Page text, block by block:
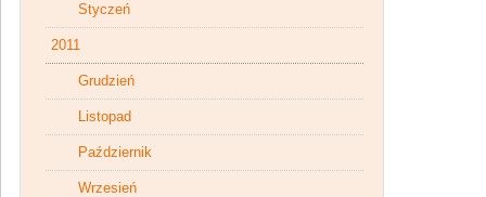
Styczeń
2011
Grudzień
Listopad
Październik
Wrzesień